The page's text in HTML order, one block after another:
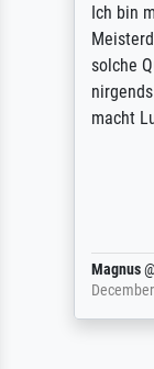
Ich bin
solche
macht
Magnus@